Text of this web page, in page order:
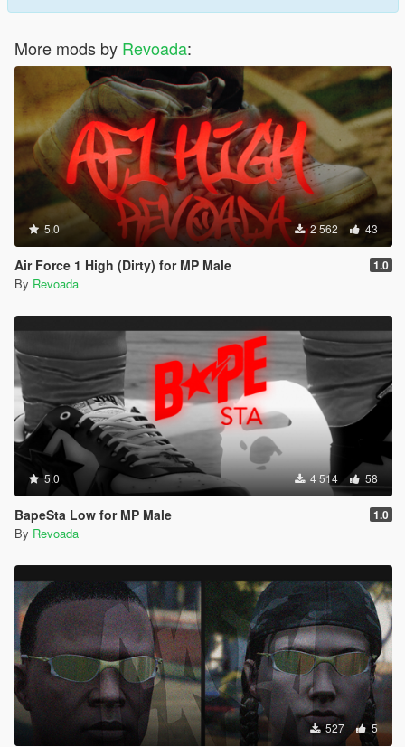
More mods by Revoada:
5.0 2 562 43
Air Force 1 High (Dirty) for MP Male 1.0
By Revoada
5.0 4 514 58
BapeSta Low for MP Male 1.0
By Revoada
527 5